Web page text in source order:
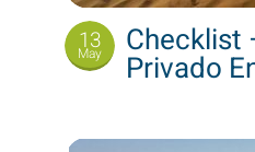
13
May Checklist
Privado